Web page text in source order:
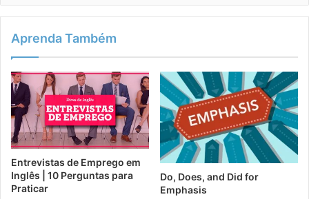
Aprenda Também
Entrevistas de Emprego em
Inglês | 10 Perguntas para
Praticar
Do, Does, and Did for
Emphasis